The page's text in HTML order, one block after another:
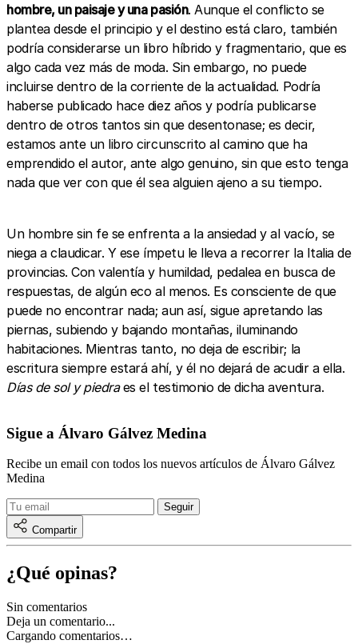
hombre, un paisaje y una pasión. Aunque el conflicto se
plantea desde el principio y el destino está claro, también
podría considerarse un libro híbrido y fragmentario, que es
algo cada vez más de moda. Sin embargo, no puede
incluirse dentro de la corriente de la actualidad. Podría
haberse publicado hace diez años y podría publicarse
dentro de otros tantos sin que desentonase; es decir,
estamos ante un libro circunscrito al camino que ha
emprendido el autor, ante algo genuino, sin que esto tenga
nada que ver con que él sea alguien ajeno a su tiempo.
Un hombre sin fe se enfrenta a la ansiedad y al vacío, se
niega a claudicar. Y ese ímpetu le lleva a recorrer la Italia de
provincias. Con valentía y humildad, pedalea en busca de
respuestas, de algún eco al menos. Es consciente de que
puede no encontrar nada; aun así, sigue apretando las
piernas, subiendo y bajando montañas, iluminando
habitaciones. Mientras tanto, no deja de escribir; la
escritura siempre estará ahí, y él no dejará de acudir a ella.
Días de sol y piedraes el testimonio de dicha aventura.
Sigue a Álvaro Gálvez Medina
Recibe un email con todos los nuevos artículos de Álvaro Gálvez
Medina
Compartir
¿Qué opinas?
Sin comentarios
Deja un comentario...
Cargando comentarios…